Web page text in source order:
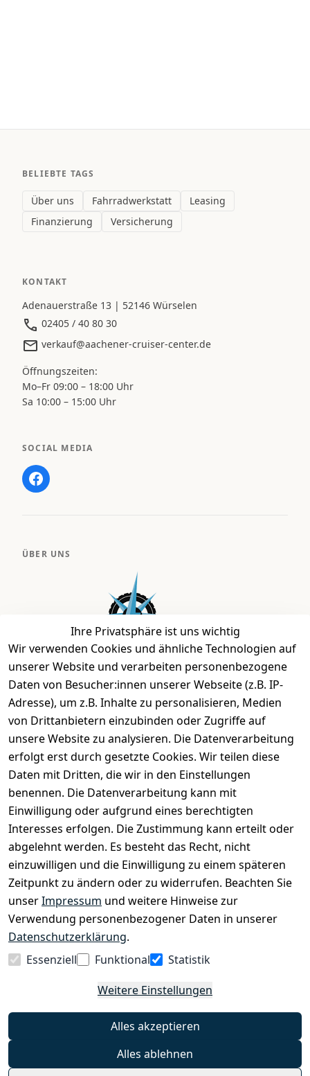
Ihre Privatsphäre ist uns wichtig
Wir verwenden Cookies und ähnliche Technologien auf
unserer Website und verarbeiten personenbezogene
Daten von Besucher:innen unserer Webseite (z.B. IP-
Adresse), um z.B. Inhalte zu personalisieren, Medien
von Drittanbietern einzubinden oder Zugriffe auf
unsere Website zu analysieren. Die Datenverarbeitung
erfolgt erst durch gesetzte Cookies. Wir teilen diese
Daten mit Dritten, die wir in den Einstellungen
benennen. Die Datenverarbeitung kann mit
Einwilligung oder aufgrund eines berechtigten
Interesses erfolgen. Die Zustimmung kann erteilt oder
abgelehnt werden. Es besteht das Recht, nicht
einzuwilligen und die Einwilligung zu einem späteren
Zeitpunkt zu ändern oder zu widerrufen. Beachten Sie
unserImpressum und weitere Hinweise zur
Verwendung personenbezogener Daten in unserer
Datenschutzerklärung.
Essenziell
Funktional
Statistik
Weitere Einstellungen
Alles akzeptieren
Alles ablehnen
BELIEBTE TAGS
Über uns Fahrradwerkstatt
Leasing
Finanzierung
Versicherung
KONTAKT
Adenauerstraße 13 | 52146 Würselen
02405 / 40 80 30
verkauf@aachener-cruiser-center.de
Öffnungszeiten:
Mo–Fr 09:00 – 18:00 Uhr
Sa 10:00 – 15:00 Uhr
SOCIAL MEDIA
ÜBER UNS
Bei uns findest Du das richtige Fahrgefühl. Auf über
2.400 m² bieten wir Dir die beste Beratung zu
Kinderfahrrädern über E-MTBs bis hin zu
Lastenfahrrädern und Elektrorollern.
EINKAUFEN
› Fahrrad Aachen
› Zahlungs- und Versandbedingungen
INFORMATIONEN
› Batteriehinweis
› Widerrufsrecht
Impressum